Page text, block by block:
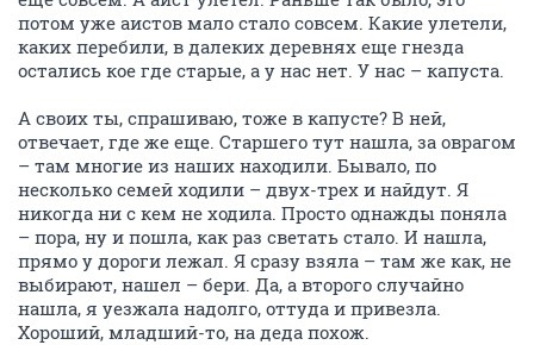
потом уже аистов мало стало совсем. Какие улетели,
каких перебили, в далеких деревнях еще гнезда
остались кое где старые, а у нас нет. У нас – капуста.
А своих ты, спрашиваю, тоже в капусте? В ней,
отвечает, где же еще. Старшего тут нашла, за оврагом
– там многие из наших находили. Бывало, по
несколько семей ходили – двух-трех и найдут. Я
никогда ни с кем не ходила. Просто однажды поняла
– пора, ну и пошла, как раз светать стало. И нашла,
прямо у дороги лежал. Я сразу взяла – там же как, не
выбирают, нашел – бери. Да, а второго случайно
нашла, я уезжала надолго, оттуда и привезла.
Хороший, младший-то, на деда похож.